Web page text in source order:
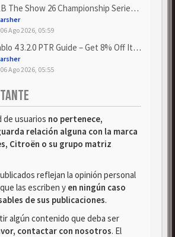
Show 26 Championship Series Update! Get Cheap & ...
Ago 2026, 05:59
4 3.2.0 PTR Guide – Get 8% Off Items Quickly to Test ...
Ago 2026, 05:55
de usuarios no pertenece,
relación alguna con la marca
Citroën o su grupo matriz
reflejan la opinión personal
las escriben y en ningún caso
de sus publicaciones.
algún contenido que deba ser
contactar con nosotros. El